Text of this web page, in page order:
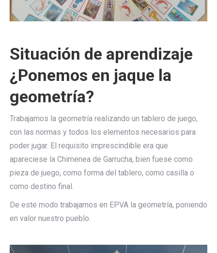
Situación de aprendizaje
¿Ponemos en jaque la
geometría?
Trabajamos la geometría realizando un tablero de juego,
con las normas y todos los elementos necesarios para
poder jugar. El requisito imprescindible era que
apareciese la Chimenea de Garrucha, bien fuese como
pieza de juego, como forma del tablero, como casilla o
como destino final.
De este modo trabajamos en EPVA la geometría, poniendo
en valor nuestro pueblo.